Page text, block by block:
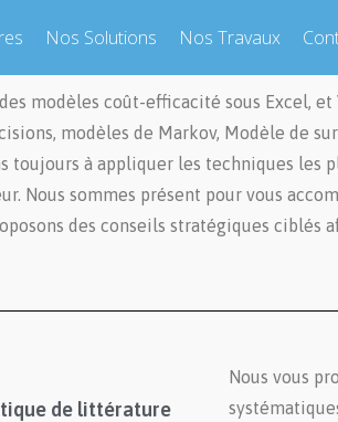
Nos Solutions Nos Travaux
modèles coût-efficacité sous Excel,
modèles de Markov, Modèle de
toujours à appliquer les techniques les
Nous sommes présent pour vous
des conseils stratégiques ciblés
de littérature
Nous vous